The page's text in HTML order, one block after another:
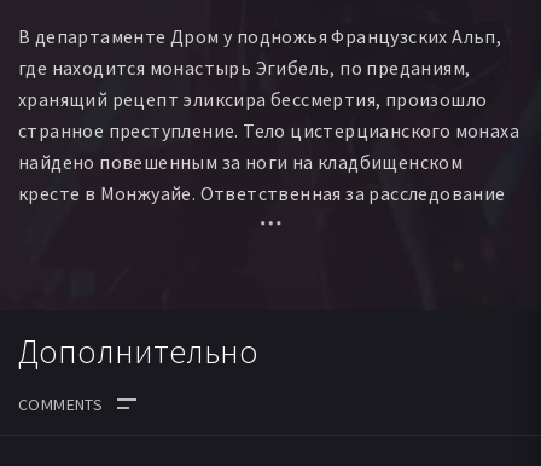
В департаменте Дром у подножья Французских Альп,
где находится монастырь Эгибель, по преданиям,
хранящий рецепт эликсира бессмертия, произошло
странное преступление. Тело цистерцианского монаха
найдено повешенным за ноги на кладбищенском
кресте в Монжуайе. Ответственная за расследование
капитан Алисия Тирар, направленная сюда из
арест Рафаэля, сына Алисии, замешанного в деле о
Дополнительно